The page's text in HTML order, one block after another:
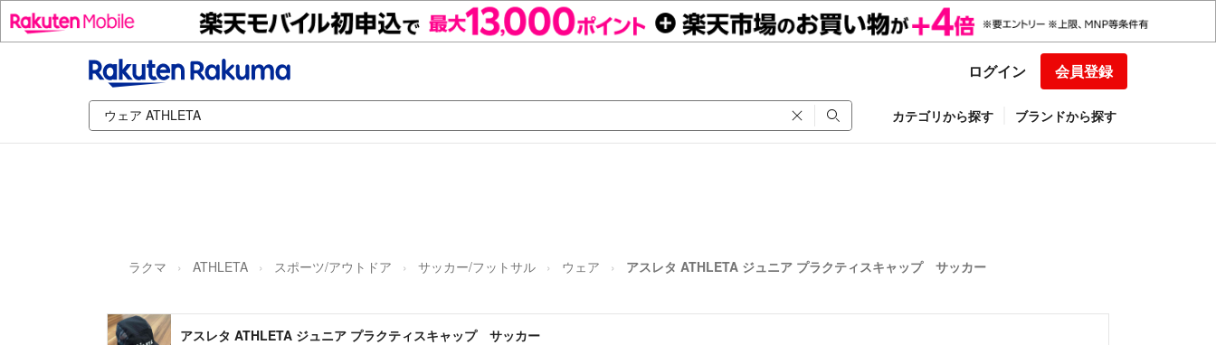
ログイン 会員登録
カテゴリから探す ブランドから探す
ラクマ ATHLETA スポーツ/アウトドア サッカー/フットサル ウェア アスレタ ATHLETA ジュニア プラクティスキャップ サッカー
アスレタ ATHLETA ジュニア プラクティスキャップ サッカー